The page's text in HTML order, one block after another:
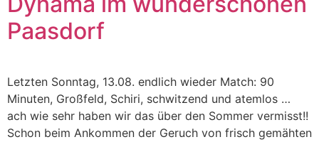
Paasdorf
Letzten Sonntag, 13.08. endlich wieder Match: 90
Minuten, Großfeld, Schiri, schwitzend und atemlos …
ach wie sehr haben wir das über den Sommer vermisst!!
Schon beim Ankommen der Geruch von frisch gemähten